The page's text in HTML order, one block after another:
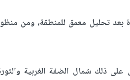
بعد تحليل معمق للمنطقة، ومن
ذلك شمال الضفة الغربية